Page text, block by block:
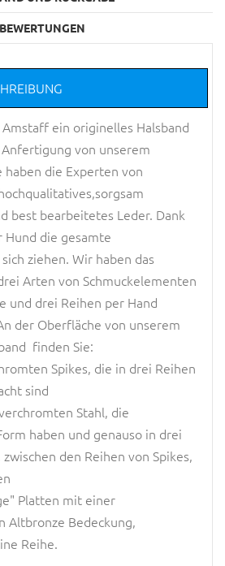
BEWERTUNGEN
ein originelles Halsband
von unserem
haben die Experten von
best bearbeitetes Leder. Dank
Hund die gesamte
ziehen. Wir haben das
Arten von Schmuckelementen
und drei Reihen per Hand
der Oberfläche von unserem
finden Sie:
Spikes, die in drei Reihen
sind
Stahl, die
haben und genauso in drei
den Reihen von Spikes,
Platten mit einer
Altbronze Bedeckung,
Reihe.